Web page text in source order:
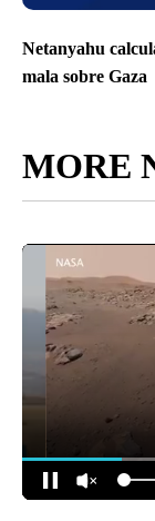
Netanyahu
mala sobre Gaza
MORE